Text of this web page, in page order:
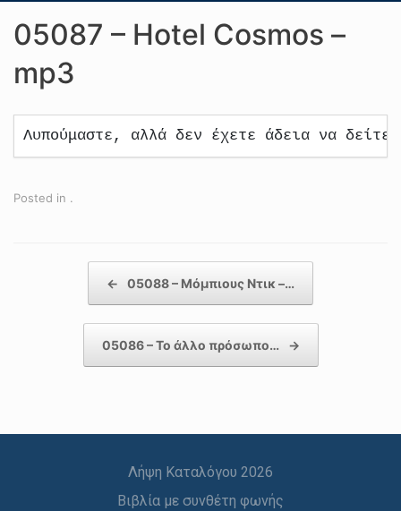
05087 – Hotel Cosmos –
mp3
Λυπούμαστε, αλλά δεν έχετε άδεια να δείτε
Posted in .
← 05088 – Μόμπιους Ντικ –…
05086 – Το άλλο πρόσωπο… →
Λήψη Καταλόγου 2026
Βιβλία με συνθέτη φωνής